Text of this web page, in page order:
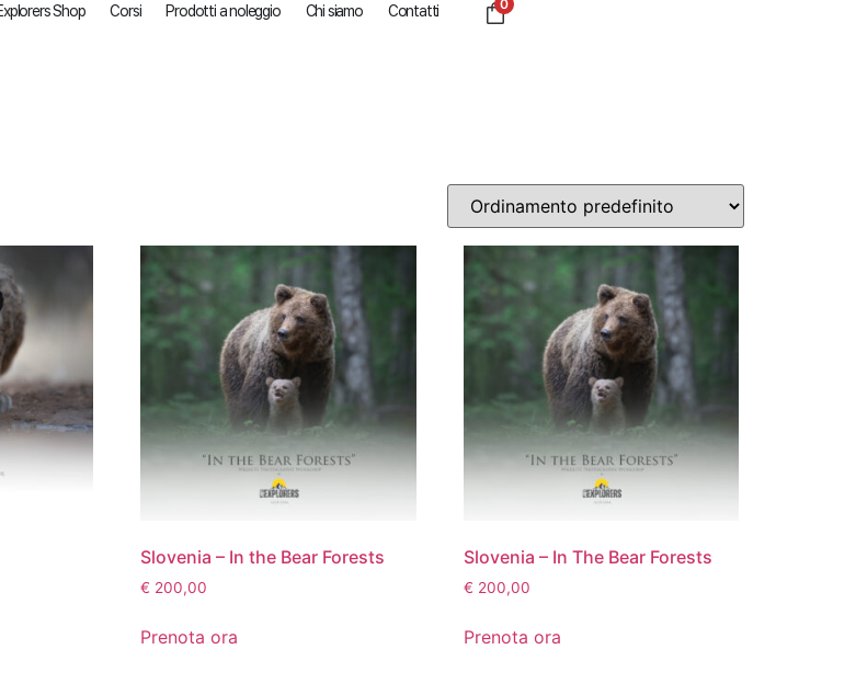
Shop Corsi Prodotti a noleggio Chi siamo Contatti 0
Slovenia – In the Bear Forests
€ 200,00
Prenota ora
Slovenia – In The Bear Forests
€ 200,00
Prenota ora